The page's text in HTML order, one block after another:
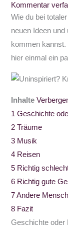
Kommentar
Wie du bei
neuen Ideen
kommen kannst.
hier einmal ein
Inhalte
1 Geschichte
2 Träume
3 Musik
4 Reisen
5 Richtig
6 Richtig gute
7 Andere
8 Fazit
Geschichte oder